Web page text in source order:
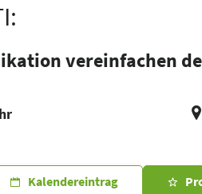
vereinfachen
Kalendereintrag